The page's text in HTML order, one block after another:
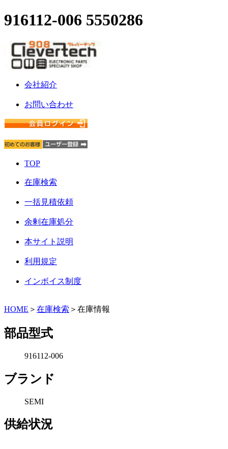
916112-006 5550286
会社紹介
お問い合わせ
TOP
在庫検索
一括見積依頼
余剰在庫処分
本サイト説明
利用規定
インボイス制度
HOME ＞ 在庫検索 ＞在庫情報
部品型式
916112-006
ブランド
SEMI
供給状況